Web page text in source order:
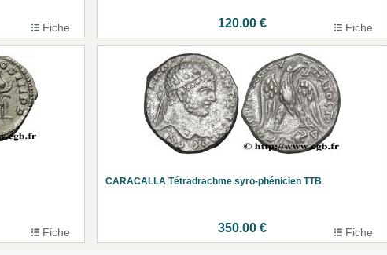
Fiche 120.00 € Fiche
Fiche
CARACALLA Tétradrachme syro-phénicien TTB
350.00 € Fiche